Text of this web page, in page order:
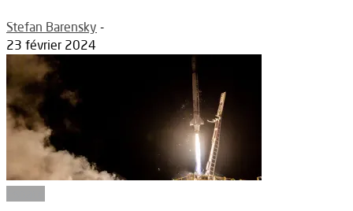
Stefan Barensky -
23 février 2024